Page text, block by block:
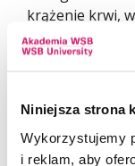
Niniejsza strona
Wykorzystujemy
i reklam, aby
krążenie krwi,
złagodzić
skóry, a także
od potrzeb i
masażu
jak i w spa i